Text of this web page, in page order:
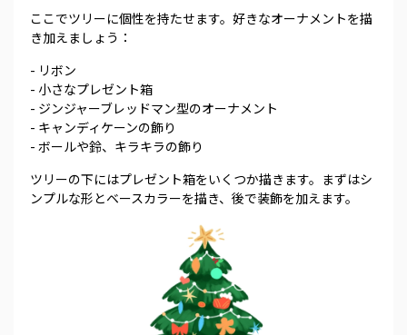
ここでツリーに個性を持たせます。好きなオーナメントを描
き加えましょう：
- リボン
- 小さなプレゼント箱
- ジンジャーブレッドマン型のオーナメント
- キャンディケーンの飾り
- ボールや鈴、キラキラの飾り
ツリーの下にはプレゼント箱をいくつか描きます。まずはシ
ンプルな形とベースカラーを描き、後で装飾を加えます。